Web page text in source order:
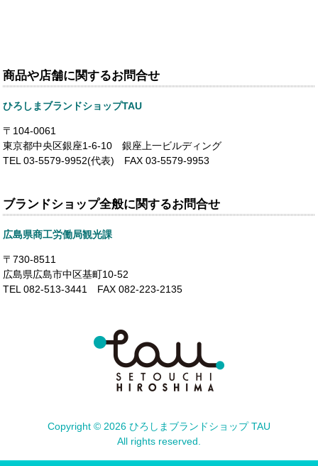
商品や店舗に関するお問合せ
ひろしまブランドショップTAU
〒104-0061
東京都中央区銀座1-6-10 銀座上一ビルディング
TEL 03-5579-9952(代表) FAX 03-5579-9953
ブランドショップ全般に関するお問合せ
広島県商工労働局観光課
〒730-8511
広島県広島市中区基町10-52
TEL 082-513-3441 FAX 082-223-2135
Copyright © 2026 ひろしまブランドショップ TAU
All rights reserved.